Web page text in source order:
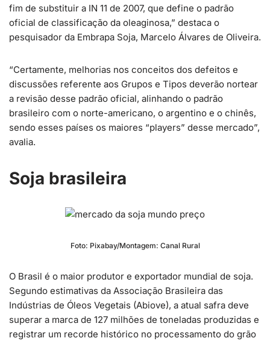
fim de substituir a IN 11 de 2007, que define o padrão
oficial de classificação da oleaginosa,” destaca o
pesquisador da Embrapa Soja, Marcelo Álvares de Oliveira.
“Certamente, melhorias nos conceitos dos defeitos e
discussões referente aos Grupos e Tipos deverão nortear
a revisão desse padrão oficial, alinhando o padrão
brasileiro com o norte-americano, o argentino e o chinês,
sendo esses países os maiores “players” desse mercado”,
avalia.
Soja brasileira
Foto: Pixabay/Montagem: Canal Rural
O Brasil é o maior produtor e exportador mundial de soja.
Segundo estimativas da Associação Brasileira das
Indústrias de Óleos Vegetais (Abiove), a atual safra deve
superar a marca de 127 milhões de toneladas produzidas e
registrar um recorde histórico no processamento do grão